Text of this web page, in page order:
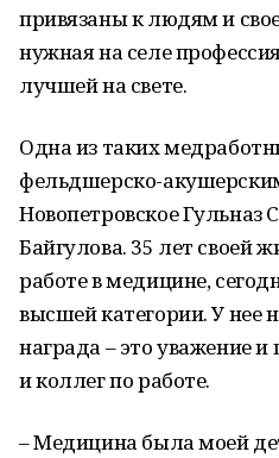
привязаны к людям и
нужная на селе
лучшей на свете.
Одна из таких
фельдшерско-
Новопетровское Гульназ
Байгулова. 35 лет своей
работе в медицине,
высшей категории. У нее
награда – это уважение
и коллег по работе.
– Медицина была моей